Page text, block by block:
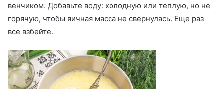
венчиком. Добавьте воду: холодную или теплую, но не
горячую, чтобы яичная масса не свернулась. Еще раз
все взбейте.